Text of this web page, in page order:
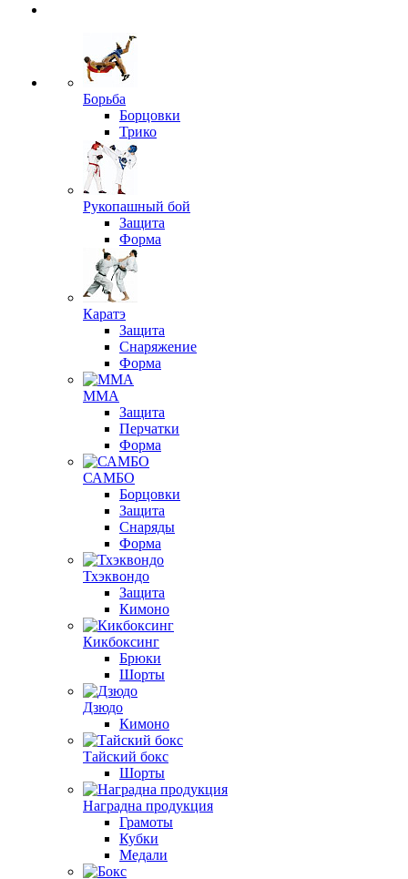
Борьба
Борцовки
Трико
Рукопашный бой
Защита
Форма
Каратэ
Защита
Снаряжение
Форма
ММА
Защита
Перчатки
Форма
САМБО
Борцовки
Защита
Снаряды
Форма
Тхэквондо
Защита
Кимоно
Кикбоксинг
Брюки
Шорты
Дзюдо
Кимоно
Тайский бокс
Шорты
Наградна продукция
Грамоты
Кубки
Медали